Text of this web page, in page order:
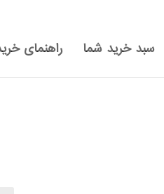
سبد خرید شما راهنمای